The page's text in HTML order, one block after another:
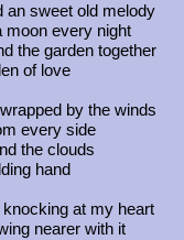
an sweet old melody
moon every night
the garden together
of love
by the winds
every side
the clouds
hand
at my heart
nearer with it